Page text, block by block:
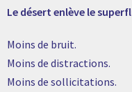
Le désert enlève le
Moins de bruit.
Moins de distractions.
Moins de sollicitations.